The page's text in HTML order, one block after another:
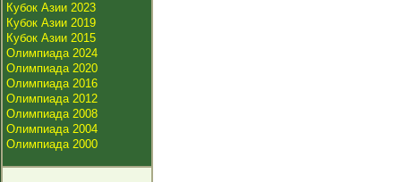
Кубок Азии 2023
Кубок Азии 2019
Кубок Азии 2015
Олимпиада 2024
Олимпиада 2020
Олимпиада 2016
Олимпиада 2012
Олимпиада 2008
Олимпиада 2004
Олимпиада 2000